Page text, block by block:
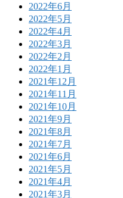
2022年6月
2022年5月
2022年4月
2022年3月
2022年2月
2022年1月
2021年12月
2021年11月
2021年10月
2021年9月
2021年8月
2021年7月
2021年6月
2021年5月
2021年4月
2021年3月